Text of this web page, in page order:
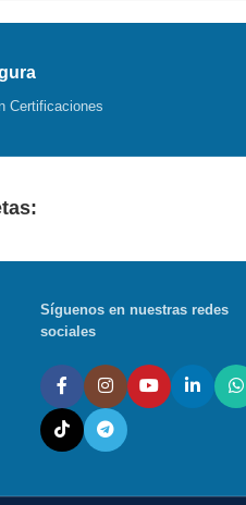
Certificaciones
Síguenos en nuestras redes
sociales